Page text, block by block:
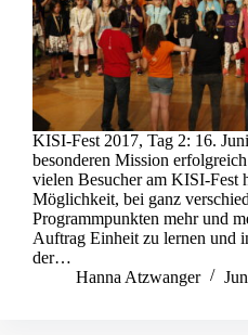
KISI-Fest 2017, Tag 2: 16.
besonderen Mission
vielen Besucher am KISI-Fest
Möglichkeit, bei ganz
Programmpunkten mehr und
Auftrag Einheit zu lernen und
der…
Hanna Atzwanger